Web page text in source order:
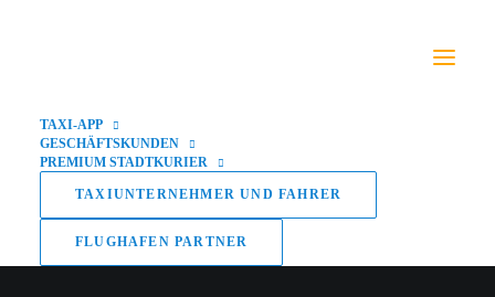
TAXI-APP
GESCHÄFTSKUNDEN
PREMIUM STADTKURIER
TAXIUNTERNEHMER UND FAHRER
FLUGHAFEN PARTNER